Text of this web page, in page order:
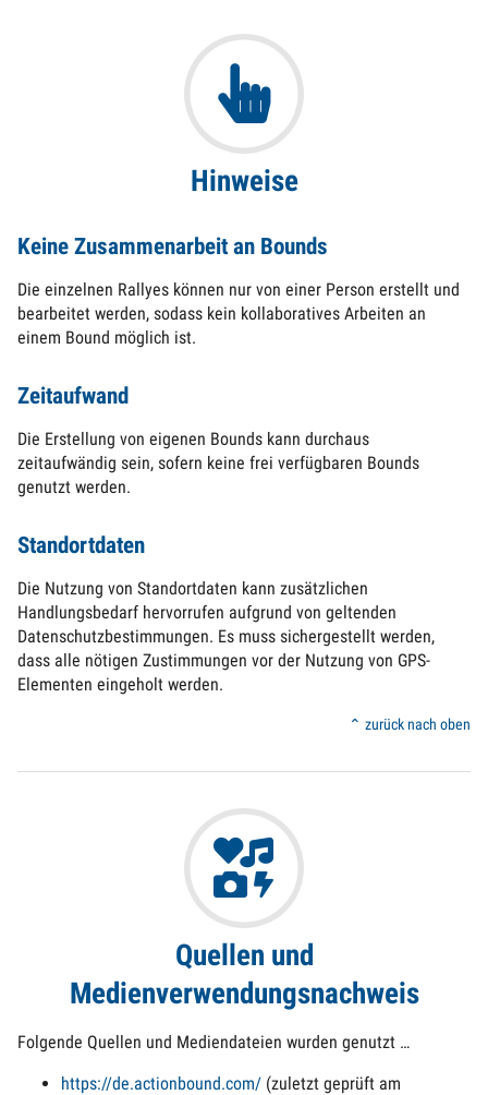
Hinweise
Keine Zusammenarbeit an Bounds
Die einzelnen Rallyes können nur von einer Person erstellt und
bearbeitet werden, sodass kein kollaboratives Arbeiten an
einem Bound möglich ist.
Zeitaufwand
Die Erstellung von eigenen Bounds kann durchaus
zeitaufwändig sein, sofern keine frei verfügbaren Bounds
genutzt werden.
Standortdaten
Die Nutzung von Standortdaten kann zusätzlichen
Handlungsbedarf hervorrufen aufgrund von geltenden
Datenschutzbestimmungen. Es muss sichergestellt werden,
dass alle nötigen Zustimmungen vor der Nutzung von GPS-
Elementen eingeholt werden.
⌃ zurück nach oben
Quellen und
Medienverwendungsnachweis
Folgende Quellen und Mediendateien wurden genutzt …
https://de.actionbound.com/ (zuletzt geprüft am